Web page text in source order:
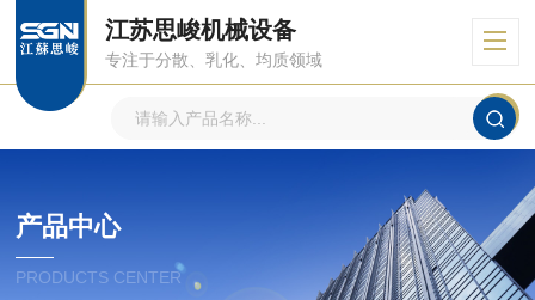
江苏思峻机械设备
专注于分散、乳化、均质领域
产品中心
PRODUCTS CENTER